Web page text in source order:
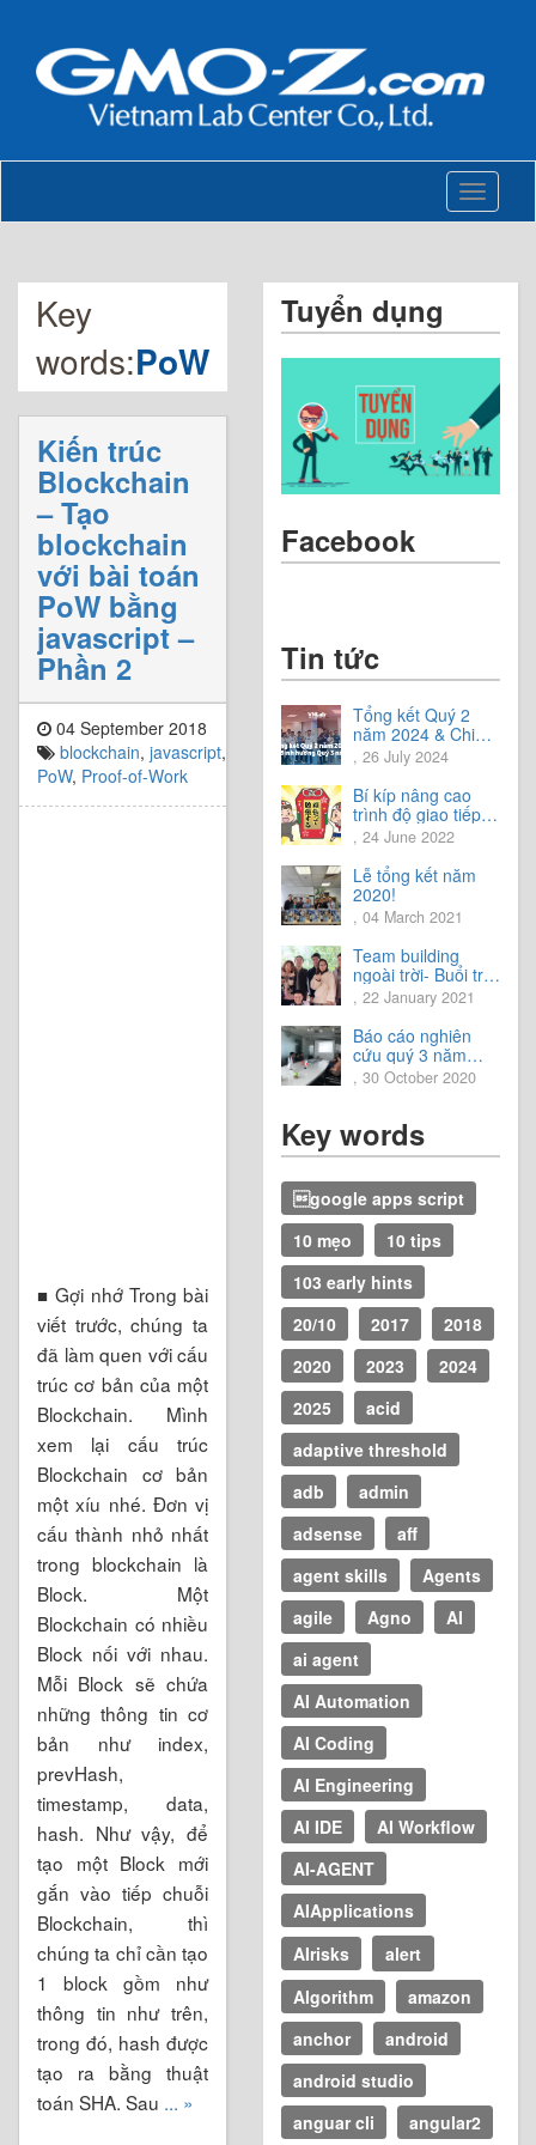
Toggle
Key
words:PoW
Kiến trúc
Blockchain
– Tạo
blockchain
với bài toán
PoW bằng
javascript –
Phần 2
04 September 2018
blockchain, javascript,
PoW, Proof-of-Work
■ Gợi nhớ Trong bài
viết trước, chúng ta
đã làm quen với cấu
trúc cơ bản của một
Blockchain. Mình
xem lại cấu trúc
Blockchain cơ bản
một xíu nhé. Đơn vị
cấu thành nhỏ nhất
trong blockchain là
Block. Một
Blockchain có nhiều
Block nối với nhau.
Mỗi Block sẽ chứa
những thông tin cơ
bản như index,
prevHash,
timestamp, data,
hash. Như vậy, để
tạo một Block mới
gắn vào tiếp chuỗi
Blockchain, thì
chúng ta chỉ cần tạo
1 block gồm như
thông tin như trên,
trong đó, hash được
tạo ra bằng thuật
toán SHA. Sau ... »
Tuyển dụng
Facebook
Tin tức
Tổng kết Quý 2
năm 2024 & Chia
sẻ định hướng Quý
3 năm 2024
, 26 July 2024
Bí kíp nâng cao
trình độ giao tiếp
tiếng Nhật.
, 24 June 2022
Lễ tổng kết năm
2020!
, 04 March 2021
Team building
ngoài trời- Buổi trải
nghiệm tuyệt vời.
, 22 January 2021
Báo cáo nghiên
cứu quý 3 năm
2020
, 30 October 2020
Key words
google apps script
10 mẹo
10 tips
103 early hints
20/10
2017
2018
2020
2023
2024
2025
acid
adaptive threshold
adb
admin
adsense
aff
agent skills
Agents
agile
Agno
AI
ai agent
AI Automation
AI Coding
AI Engineering
AI IDE
AI Workflow
AI-AGENT
AIApplications
AIrisks
alert
Algorithm
amazon
anchor
android
android studio
anguar cli
angular2